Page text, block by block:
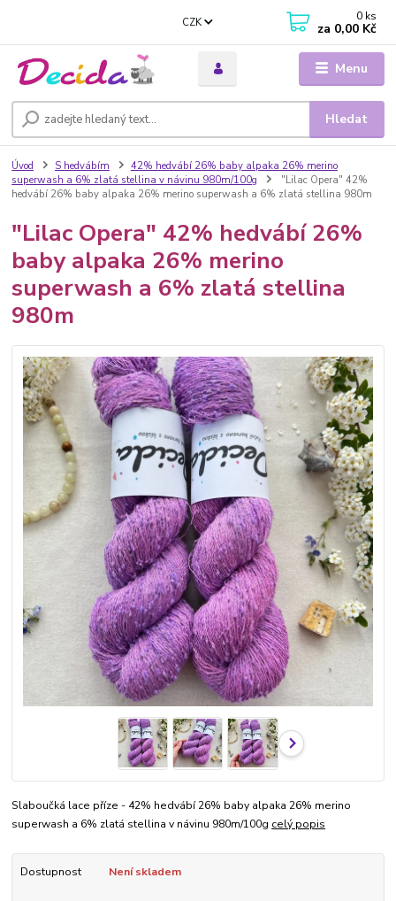
Menu
CZK
Hledat
0 ks
za 0,00 Kč
Úvod S hedvábím
42% hedvábí 26% baby alpaka 26% merino
superwash a 6% zlatá stellina v návinu 980m/100g
"Lilac Opera" 42%
hedvábí 26% baby alpaka 26% merino superwash a 6% zlatá stellina 980m
"Lilac Opera" 42% hedvábí 26%
baby alpaka 26% merino
superwash a 6% zlatá stellina
980m
Slaboučká lace příze - 42% hedvábí 26% baby alpaka 26% merino
superwash a 6% zlatá stellina v návinu 980m/100g celý popis
Dostupnost Není skladem